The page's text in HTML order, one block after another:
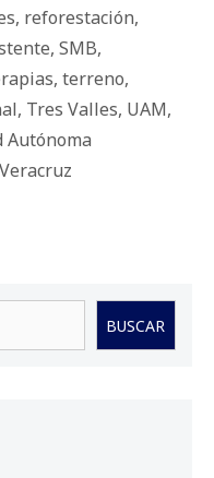
, reforestación,
, SMB,
, terreno,
, Tres Valles, UAM,
Autónoma
Veracruz
BUSCAR